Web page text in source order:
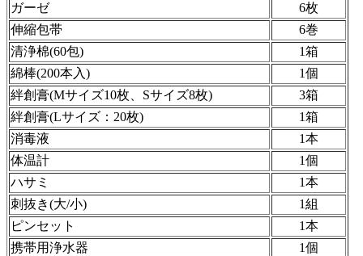
ガーゼ
6枚
伸縮包帯
6巻
清浄棉(60包)
1箱
綿棒(200本入)
1個
絆創膏(Mサイズ10枚、Sサイズ8枚)
3箱
絆創膏(Lサイズ：20枚)
1箱
消毒液
1本
体温計
1個
ハサミ
1本
刺抜き(大/小)
1組
ピンセット
1本
携帯用浄水器
1個